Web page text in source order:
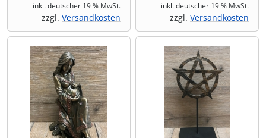
inkl. deutscher 19 % MwSt.
zzgl. Versandkosten
inkl. deutscher 19 % MwSt.
zzgl. Versandkosten